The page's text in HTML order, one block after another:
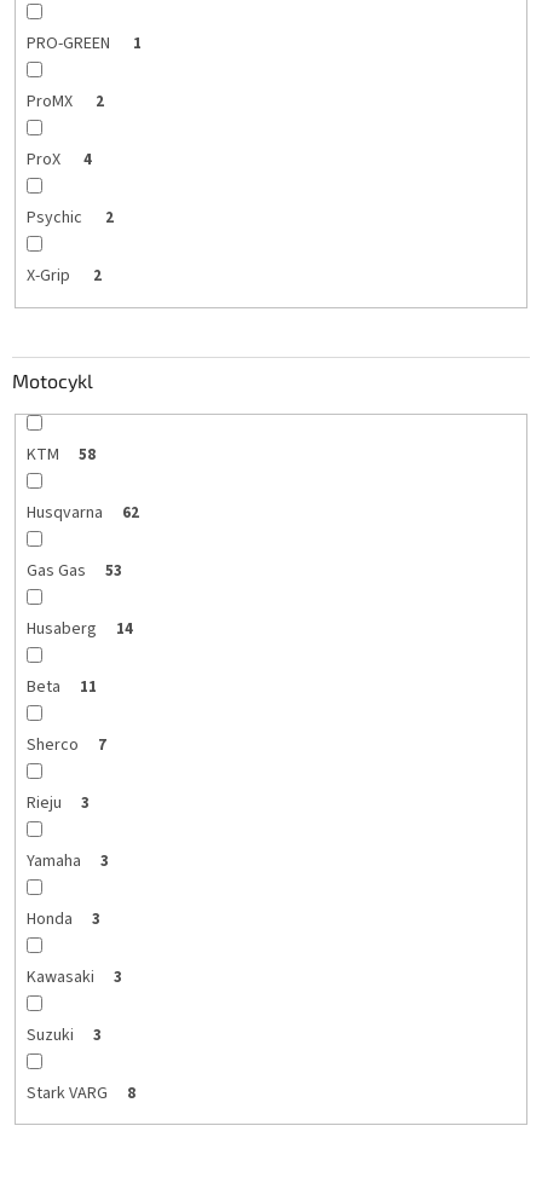
PRO-GREEN 1
ProMX 2
ProX 4
Psychic 2
X-Grip 2
Motocykl
KTM 58
Husqvarna 62
Gas Gas 53
Husaberg 14
Beta 11
Sherco 7
Rieju 3
Yamaha 3
Honda 3
Kawasaki 3
Suzuki 3
Stark VARG 8